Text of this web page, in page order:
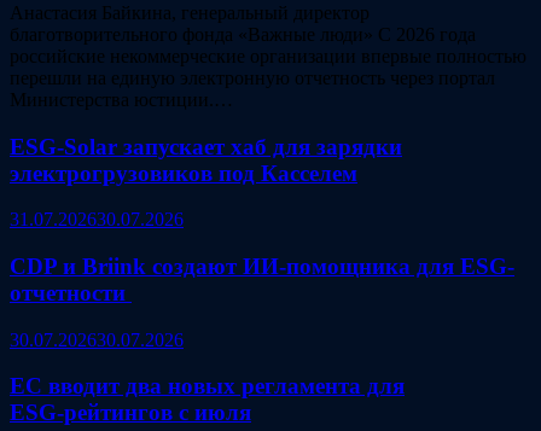
Анастасия Байкина, генеральный директор
благотворительного фонда «Важные люди» С 2026 года
российские некоммерческие организации впервые полностью
перешли на единую электронную отчетность через портал
Министерства юстиции.…
ESG‑Solar запускает хаб для зарядки
электрогрузовиков под Касселем
31.07.202630.07.2026
CDP и Briink создают ИИ‑помощника для ESG-
отчетности
30.07.202630.07.2026
ЕС вводит два новых регламента для
ESG‑рейтингов с июля